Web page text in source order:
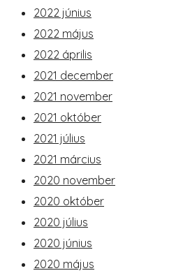
2022 június
2022 május
2022 április
2021 december
2021 november
2021 október
2021 július
2021 március
2020 november
2020 október
2020 július
2020 június
2020 május